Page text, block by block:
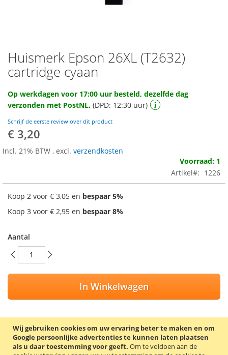
Wij gebruiken cookies om uw ervaring beter te maken en om
Google persoonlijke advertenties te kunnen laten plaatsen
als u daar toestemming voor geeft. Om te voldoen aan de
Ga
naar
het
van
de
gallerij
Huismerk Epson 26XL (T2632)
cartridge cyaan
Op werkdagen voor 17:00 uur besteld, dezelfde dag
verzonden met PostNL. (DPD: 12:30 uur)
Schrijf de eerste review over dit product
€ 3,20
Incl. 21% BTW , excl. verzendkosten
Voorraad: 1
Artikel
1226
Koop 2 voor € 3,05 en bespaar 5%
Koop 3 voor € 2,95 en bespaar 8%
Aantal
In Winkelwagen
VOEG TOE AAN VERLANGLIJST